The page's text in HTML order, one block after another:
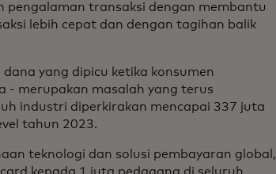
transaksi dengan membantu
lebih cepat dan dengan tagihan balik
yang dipicu ketika konsumen
- merupakan masalah yang terus
industri diperkirakan mencapai 337 juta
tahun 2023.
teknologi dan solusi pembayaran global,